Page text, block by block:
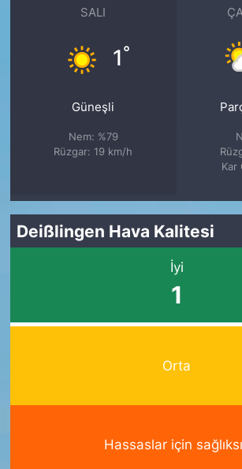
SALI
1°
Güneşli
Nem: %79
Rüzgar: 19 km/h
Kar
Deißlingen Hava Kalitesi
İyi
1
Orta
Hassaslar için